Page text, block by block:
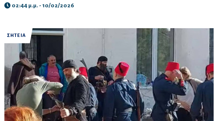
02:44 μ.μ. - 10/02/2026
ΣΗΤΕΙΑ